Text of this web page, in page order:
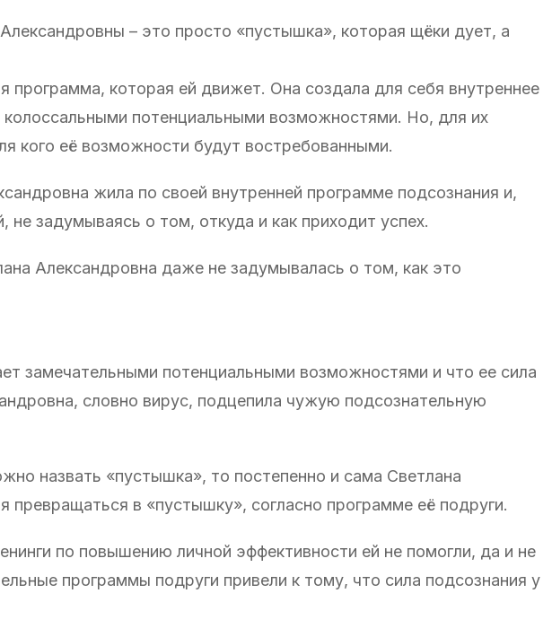
– это просто «пустышка», которая щёки дует, а
программа, которая ей движет. Она создала для себя внутреннее
потенциальными возможностями. Но, для их
кого её возможности будут востребованными.
жила по своей внутренней программе подсознания и,
задумываясь о том, откуда и как приходит успех.
Александровна даже не задумывалась о том, как это
замечательными потенциальными возможностями и что ее сила
словно вирус, подцепила чужую подсознательную
назвать «пустышка», то постепенно и сама Светлана
превращаться в «пустышку», согласно программе её подруги.
по повышению личной эффективности ей не помогли, да и не
программы подруги привели к тому, что сила подсознания у